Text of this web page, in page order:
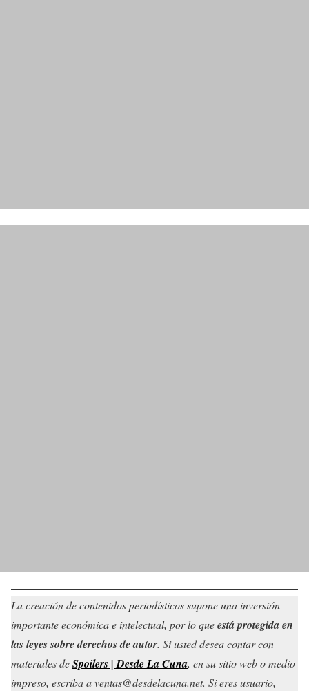
La creación de contenidos periodísticos supone una inversión
importante económica e intelectual, por lo queestá protegida en
las leyes sobre derechos de autor. Si usted desea contar con
materiales deSpoilers | Desde La Cuna, en su sitio web o medio
impreso, escriba a ventas@desdelacuna.net. Si eres usuario,